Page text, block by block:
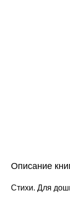
Описание
Стихи. Для